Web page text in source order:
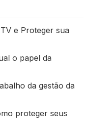
e Proteger sua
o papel da
da gestão da
proteger seus